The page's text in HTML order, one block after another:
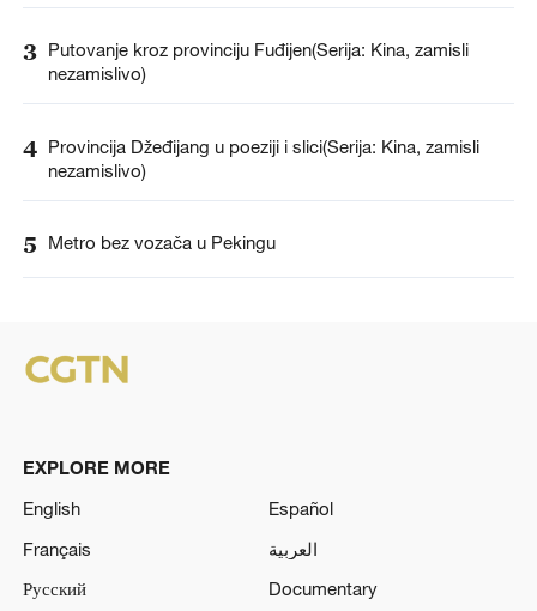
3 Putovanje kroz provinciju Fuđijen(Serija: Kina, zamisli
nezamislivo)
4 Provincija Džeđijang u poeziji i slici(Serija: Kina, zamisli
nezamislivo)
5 Metro bez vozača u Pekingu
EXPLORE MORE
English
Español
Français
العربية
Русский
Documentary